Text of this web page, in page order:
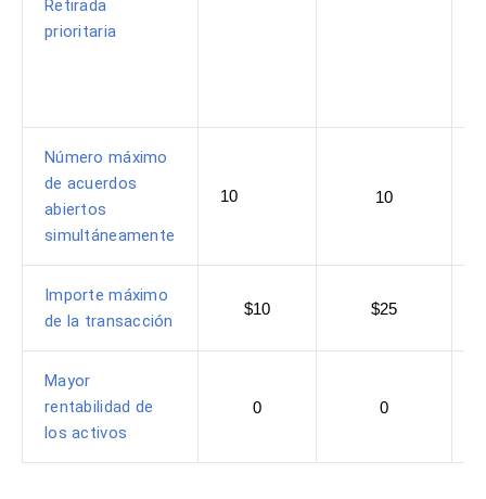
Retirada
prioritaria
Número máximo
de acuerdos
abiertos
simultáneamente
10 10
Importe máximo
de la transacción
$10 $25
Mayor
rentabilidad de
los activos
0 0